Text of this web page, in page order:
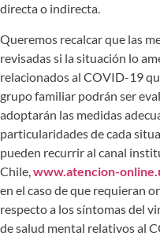
directa o indirecta.
Queremos recalcar que las
revisadas si la situación lo
relacionados al COVID-19
grupo familiar podrán ser
adoptarán las medidas
particularidades de cada
pueden recurrir al canal
Chile, www.atencion-
en el caso de que requieran
respecto a los síntomas del
de salud mental relativos al